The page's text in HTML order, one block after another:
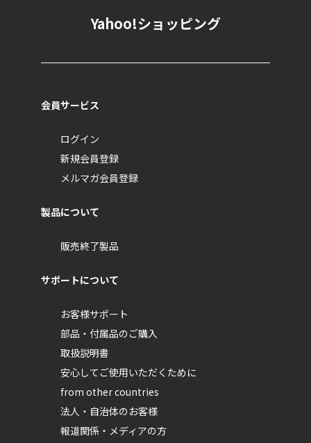
Yahoo!ショッピング
会員サービス
ログイン
新規会員登録
メルマガ会員登録
製品について
販売終了製品
サポートについて
お客様サポート
部品・付属品のご購入
取扱説明書
安心してご使用いただくために
from other countries
法人・自治体のお客様
報道関係・メディアの方